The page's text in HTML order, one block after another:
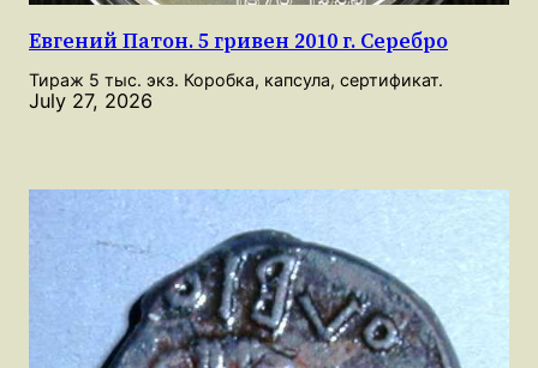
Евгений Патон. 5 гривен 2010 г. Серебро
Тираж 5 тыс. экз. Коробка, капсула, сертификат.
July 27, 2026